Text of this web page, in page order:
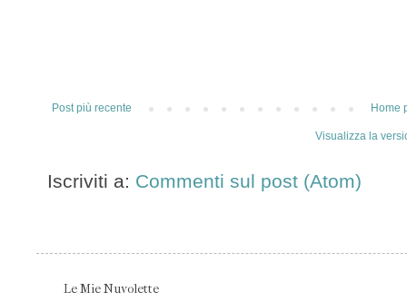
Post più recente Home
Visualizza la
Iscriviti a: Commenti sul post (Atom)
Le Mie Nuvolette